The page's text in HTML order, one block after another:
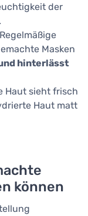
der
Masken
hinterlässt
Haut sieht frisch
Haut matt
können